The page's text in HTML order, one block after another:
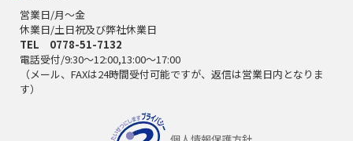
営業日/月～金
休業日/土日祝及び弊社休業日
TEL 0778-51-7132
電話受付/9:30～12:00,13:00～17:00
（メール、FAXは24時間受付可能ですが、返信は営業日内となりま
す）